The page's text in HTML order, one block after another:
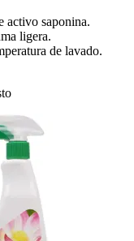
activo saponina.
ligera.
de lavado.